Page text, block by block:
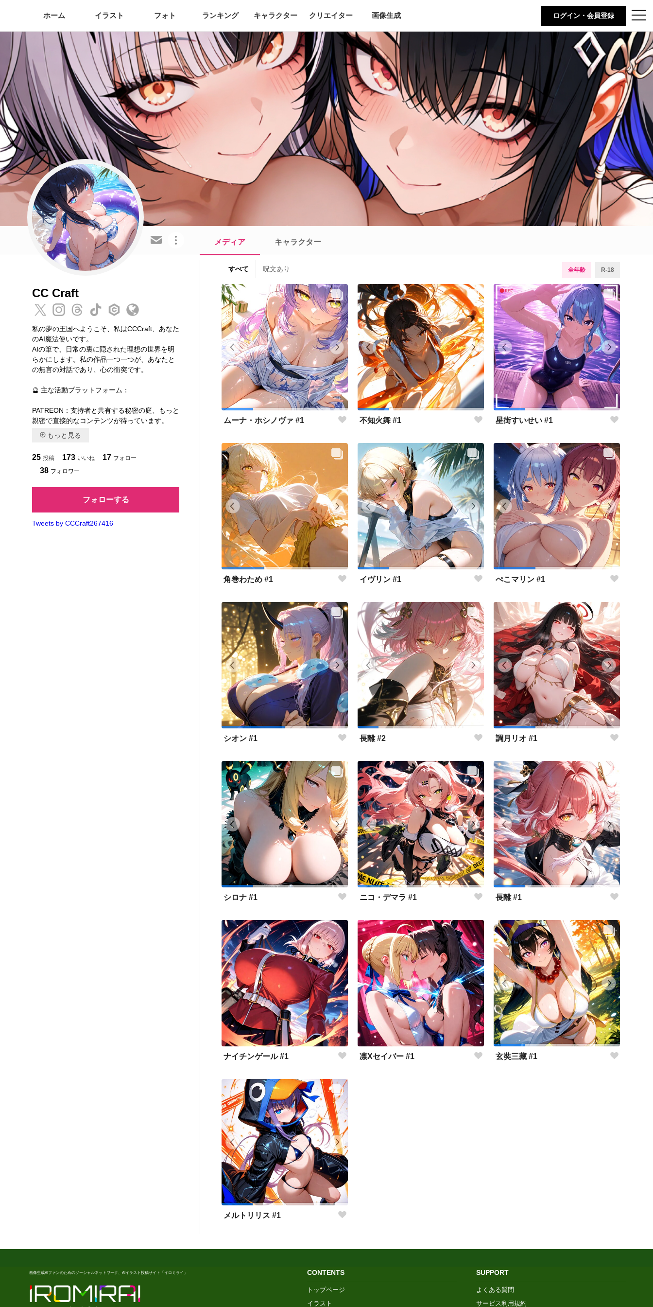
t
o
e
n
a
v
i
g
a
t
i
o
n
ホーム イラスト フォト ランキング キャラクター クリエイター 画像生成 ログイン・会員登録
この会員を共有
CC Craft
私の夢の王国へようこそ、私はCCCraft、あなた
のAI魔法使いです。
AIの筆で、日常の裏に隠された理想の世界を明
らかにします。私の作品一つ一つが、あなたと
の無言の対話であり、心の衝突です。
🔮 主な活動プラットフォーム：
PATREON：支持者と共有する秘密の庭、もっと
親密で直接的なコンテンツが待っています。
もっと見る
25 投稿 173 いいね 17 フォロー
38 フォロワー
フォローする
Tweets by CCCraft267416
メディア キャラクター
すべて 呪文あり 全年齢 R-18
ムーナ・ホシノヴァ #1 不知火舞 #1 星街すいせい #1
角巻わため #1 イヴリン #1 ぺこマリン #1
シオン #1 長離 #2 調月リオ #1
シロナ #1 ニコ・デマラ #1 長離 #1
ナイチンゲール #1 凛Xセイバー #1 玄奘三藏 #1
メルトリリス #1
画像生成AIファンのためのソーシャルネットワーク、AIイラスト投稿サイト「イロミライ」 SUPPORT
よくある質問
サービス利用規約
CONTENTS
トップページ
イラスト